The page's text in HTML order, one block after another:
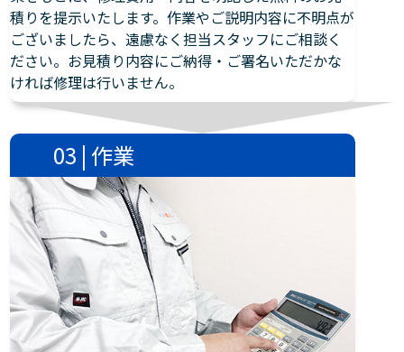
積りを提示いたします。作業やご説明内容に不明点が
ございましたら、遠慮なく担当スタッフにご相談く
ださい。お見積り内容にご納得・ご署名いただかな
ければ修理は行いません。
03 | 作業